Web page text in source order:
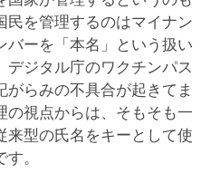
を管理するのはマイナン
ーを「本名」という扱い
ジタル庁のワクチンパス
らみの不具合が起きてま
の視点からは、そもそも一
型の氏名をキーとして使
。